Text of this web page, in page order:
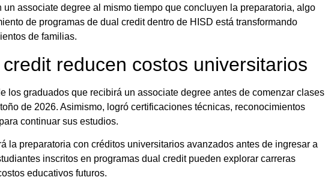
associate degree al mismo tiempo que concluyen la preparatoria, algo
de programas de dual credit dentro de HISD está transformando
de familias.
reducen costos universitarios
los graduados que recibirá un associate degree antes de comenzar clases
de 2026. Asimismo, logró certificaciones técnicas, reconocimientos
continuar sus estudios.
la preparatoria con créditos universitarios avanzados antes de ingresar a
inscritos en programas dual credit pueden explorar carreras
educativos futuros.